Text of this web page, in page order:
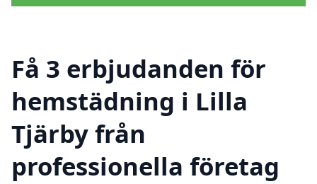
Få 3 erbjudanden för
hemstädning i Lilla
Tjärby från
professionella företag